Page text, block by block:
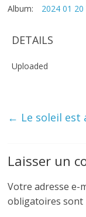
Album: 2024 01
DETAILS
Uploaded
← Le soleil est
Laisser un
Votre adresse e-
obligatoires sont